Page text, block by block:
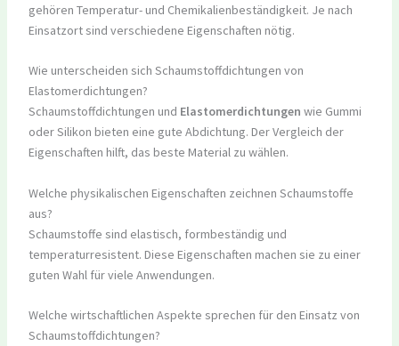
gehören Temperatur- und Chemikalienbeständigkeit. Je nach
Einsatzort sind verschiedene Eigenschaften nötig.
Wie unterscheiden sich Schaumstoffdichtungen von
Elastomerdichtungen?
Schaumstoffdichtungen und Elastomerdichtungen wie Gummi
oder Silikon bieten eine gute Abdichtung. Der Vergleich der
Eigenschaften hilft, das beste Material zu wählen.
Welche physikalischen Eigenschaften zeichnen Schaumstoffe
aus?
Schaumstoffe sind elastisch, formbeständig und
temperaturresistent. Diese Eigenschaften machen sie zu einer
guten Wahl für viele Anwendungen.
Welche wirtschaftlichen Aspekte sprechen für den Einsatz von
Schaumstoffdichtungen?